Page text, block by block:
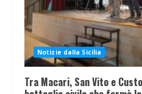
Notizie dalla Sicilia
Tra Macari, San Vito e